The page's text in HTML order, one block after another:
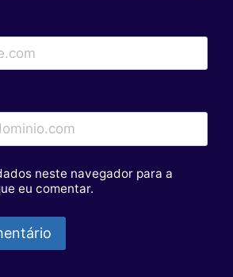
neste navegador para a
eu comentar.